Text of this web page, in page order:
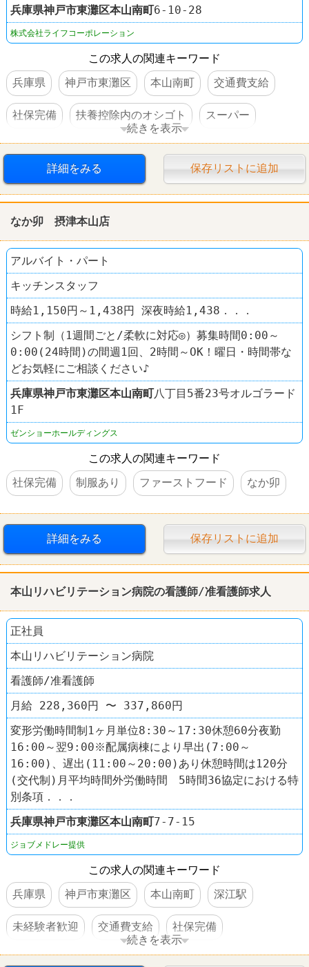
兵庫県神戸市東灘区本山南町6-10-28
株式会社ライフコーポレーション
この求人の関連キーワード
兵庫県
神戸市東灘区 本山南町 交通費支給
社保完備 扶養控除内のオシゴト スーパー
ライフ
続きを表示
詳細をみる 保存リストに追加
なか卯 摂津本山店
アルバイト・パート
キッチンスタッフ
時給1,150円～1,438円 深夜時給1,438．．．
シフト制（1週間ごと/柔軟に対応◎）募集時間0:00～
0:00(24時間)の間週1回、2時間～OK！曜日・時間帯な
どお気軽にご相談ください♪
兵庫県神戸市東灘区本山南町八丁目5番23号オルゴラード
1F
ゼンショーホールディングス
この求人の関連キーワード
社保完備
制服あり ファーストフード なか卯
詳細をみる 保存リストに追加
本山リハビリテーション病院の看護師/准看護師求人
正社員
本山リハビリテーション病院
看護師/准看護師
月給 228,360円 〜 337,860円
変形労働時間制1ヶ月単位8:30～17:30休憩60分夜勤
16:00～翌9:00※配属病棟により早出(7:00～
16:00)、遅出(11:00～20:00)あり休憩時間は120分
(交代制)月平均時間外労働時間 5時間36協定における特
別条項．．．
兵庫県神戸市東灘区本山南町7-7-15
ジョブメドレー提供
この求人の関連キーワード
兵庫県
神戸市東灘区 本山南町 深江駅
未経験者歓迎 交通費支給 社保完備
寮・社宅あり
続きを表示